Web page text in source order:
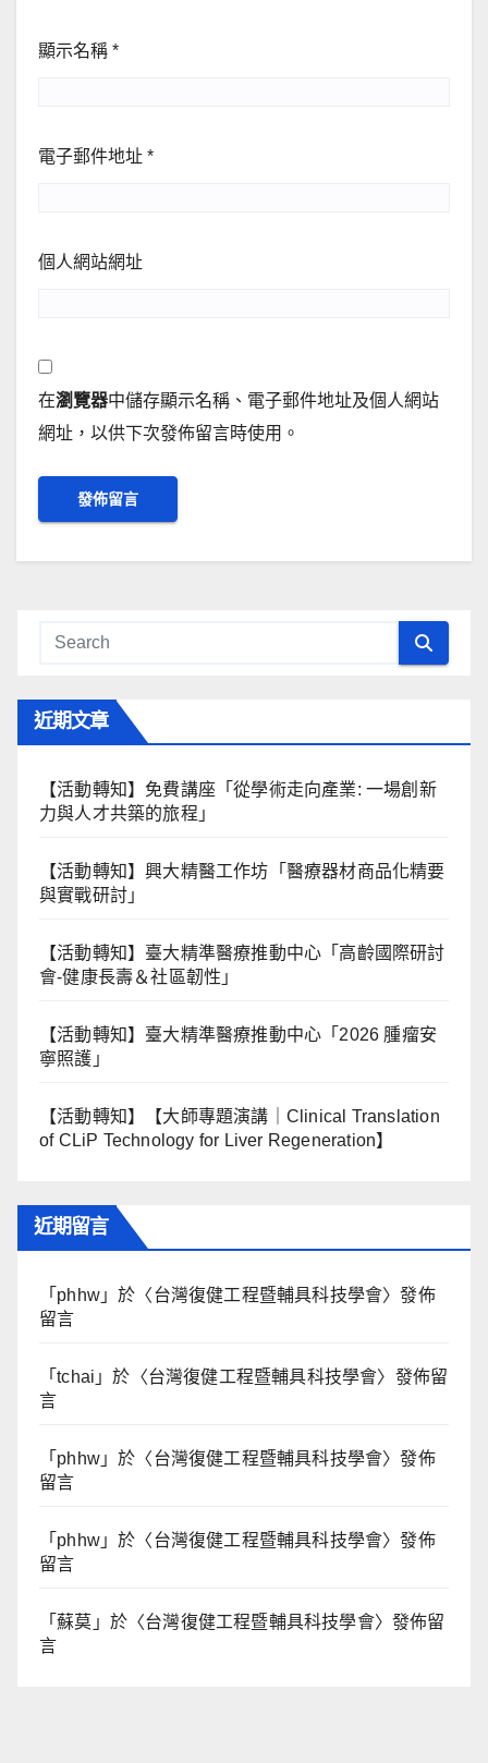
顯示名稱 *
電子郵件地址 *
個人網站網址
在瀏覽器中儲存顯示名稱、電子郵件地址及個人網站
網址，以供下次發佈留言時使用。
近期文章
【活動轉知】免費講座「從學術走向產業: ⼀場創新
力與⼈才共築的旅程」
【活動轉知】興大精醫工作坊「醫療器材商品化精要
與實戰研討」
【活動轉知】臺大精準醫療推動中心「高齡國際研討
會-健康長壽＆社區韌性」
【活動轉知】臺大精準醫療推動中心「2026 腫瘤安
寧照護」
【活動轉知】【大師專題演講｜Clinical Translation
of CLiP Technology for Liver Regeneration】
近期留言
「 phhw 」於〈台灣復健工程暨輔具科技學會〉發佈
留言
「tchai 」於〈台灣復健工程暨輔具科技學會〉發佈留
言
「 phhw 」於〈台灣復健工程暨輔具科技學會〉發佈
留言
「 phhw 」於〈台灣復健工程暨輔具科技學會〉發佈
留言
「蘇莫 」於〈台灣復健工程暨輔具科技學會〉發佈留
言